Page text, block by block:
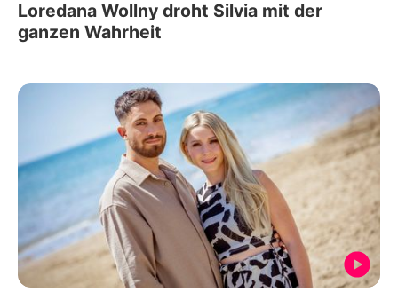
Loredana Wollny droht Silvia mit der
ganzen Wahrheit